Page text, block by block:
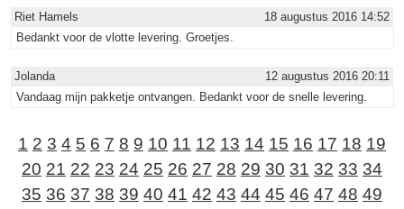
Riet Hamels
18 augustus 2016 14:52
Bedankt voor de vlotte levering. Groetjes.
Jolanda
12 augustus 2016 20:11
Vandaag mijn pakketje ontvangen. Bedankt voor de snelle levering.
1 2 3 4 5 6 7 8 9 10 11 12 13 14 15 16 17 18 19
20 21 22 23 24 25 26 27 28 29 30 31 32 33 34
35 36 37 38 39 40 41 42 43 44 45 46 47 48 49